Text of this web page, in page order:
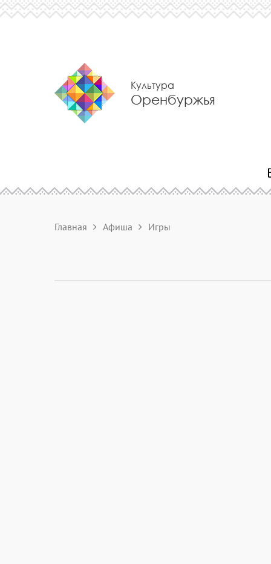
Культура
Оренбуржья
Главная Афиша Игры